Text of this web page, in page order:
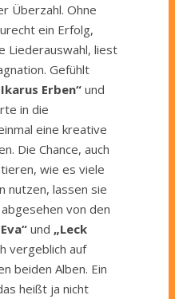
Überzahl. Ohne
ein Erfolg,
Liederauswahl, liest
Gefühlt
Erben“ und
in die
eine kreative
Die Chance, auch
wie es viele
nutzen, lassen sie
von den
und „Leck
vergeblich auf
beiden Alben. Ein
heißt ja nicht